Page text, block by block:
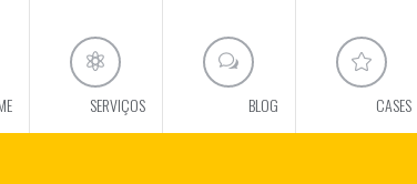
SERVIÇOS BLOG CASES